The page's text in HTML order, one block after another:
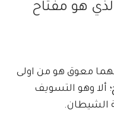
هو مفتاح
معوق هو من اولى
ألا وهو التسويف
الشيطان.